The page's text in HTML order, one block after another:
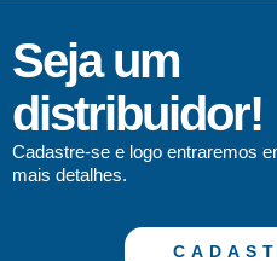
Seja um
distribuidor!
Cadastre-se e logo entraremos
mais detalhes.